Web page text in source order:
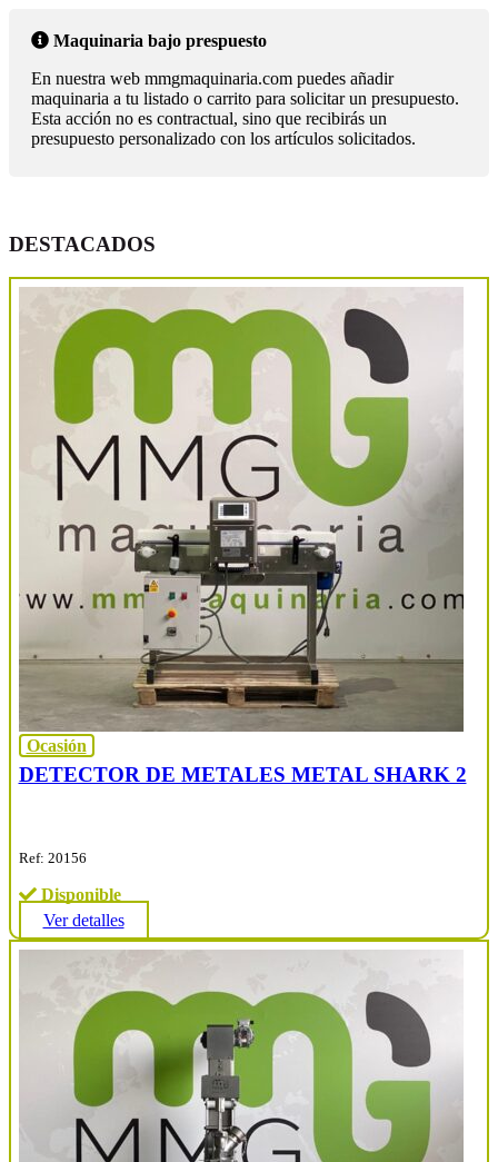
Maquinaria bajo prespuesto
En nuestra web mmgmaquinaria.com puedes añadir
maquinaria a tu listado o carrito para solicitar un presupuesto.
Esta acción no es contractual, sino que recibirás un
presupuesto personalizado con los artículos solicitados.
DESTACADOS
Ocasión
DETECTOR DE METALES METAL SHARK 2
Ref: 20156
Disponible
Ver detalles